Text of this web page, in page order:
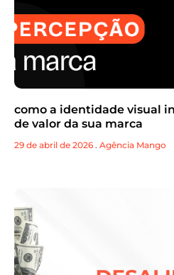
como a identidade visual
de valor da sua marca
29 de abril de 2026 . Agência Mango